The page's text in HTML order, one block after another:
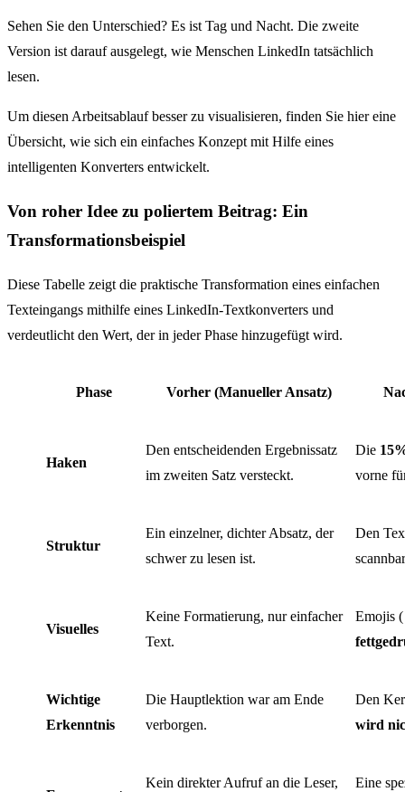
Sehen Sie den Unterschied? Es ist Tag und Nacht. Die zweite
Version ist darauf ausgelegt, wie Menschen LinkedIn tatsächlich
lesen.
Um diesen Arbeitsablauf besser zu visualisieren, finden Sie hier eine
Übersicht, wie sich ein einfaches Konzept mit Hilfe eines
intelligenten Konverters entwickelt.
Von roher Idee zu poliertem Beitrag: Ein
Transformationsbeispiel
Diese Tabelle zeigt die praktische Transformation eines einfachen
Texteingangs mithilfe eines LinkedIn-Textkonverters und
verdeutlicht den Wert, der in jeder Phase hinzugefügt wird.
Phase Vorher (Manueller Ansatz)
Haken
Den entscheidenden Ergebnissatz
im zweiten Satz versteckt.
Die
vorne
Struktur
Ein einzelner, dichter Absatz, der
schwer zu lesen ist.
Den
Visuelles
Keine Formatierung, nur einfacher
Text.
Emojis
Wichtige
Erkenntnis
Die Hauptlektion war am Ende
verborgen.
Den
wird
Kein direkter Aufruf an die Leser, Eine